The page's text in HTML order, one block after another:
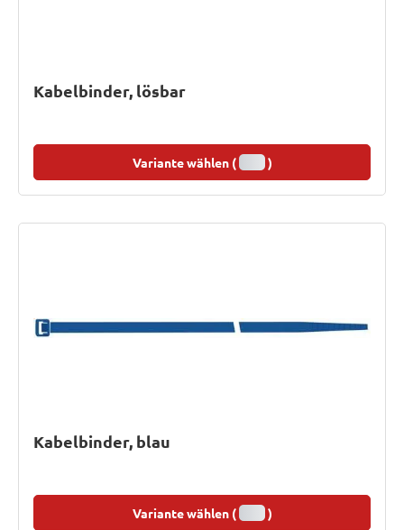
Kabelbinder, lösbar
Variante wählen ( )
Kabelbinder, blau
Variante wählen ( )